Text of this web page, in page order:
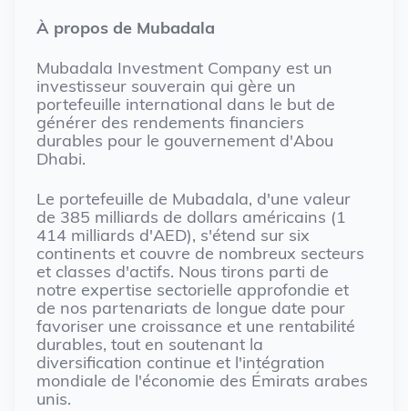
À propos de Mubadala
Mubadala Investment Company est un
investisseur souverain qui gère un
portefeuille international dans le but de
générer des rendements financiers
durables pour le gouvernement d'Abou
Dhabi.
Le portefeuille de Mubadala, d'une valeur
de 385 milliards de dollars américains (1
414 milliards d'AED), s'étend sur six
continents et couvre de nombreux secteurs
et classes d'actifs. Nous tirons parti de
notre expertise sectorielle approfondie et
de nos partenariats de longue date pour
favoriser une croissance et une rentabilité
durables, tout en soutenant la
diversification continue et l'intégration
mondiale de l'économie des Émirats arabes
unis.